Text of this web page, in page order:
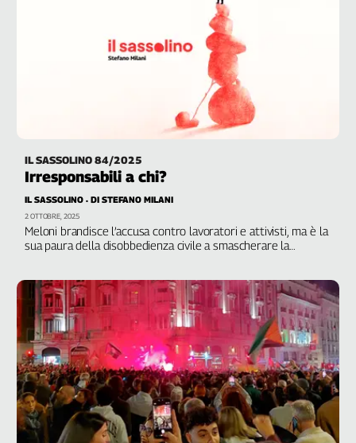
IL SASSOLINO 84/2025
Irresponsabili a chi?
Meloni brandisce l’accusa contro lavoratori e attivisti, ma è la
sua paura della disobbedienza civile a smascherare la
IL SASSOLINO DI STEFANO MILANI
2 OTTOBRE, 2025